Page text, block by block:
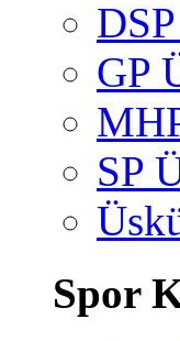
GP
SP
Spor